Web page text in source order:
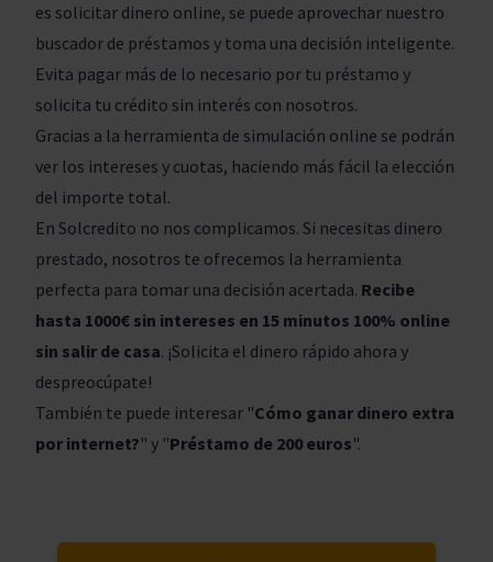
es solicitar dinero online, se puede aprovechar nuestro
buscador de préstamos y toma una decisión inteligente.
Evita pagar más de lo necesario por tu préstamo y
solicita tu crédito sin interés con nosotros.
Gracias a la herramienta de simulación online se podrán
ver los intereses y cuotas, haciendo más fácil la elección
del importe total.
En Solcredito no nos complicamos. Si necesitas dinero
prestado, nosotros te ofrecemos la herramienta
perfecta para tomar una decisión acertada. Recibe
hasta 1000€ sin intereses en 15 minutos 100% online
sin salir de casa. ¡Solicita el dinero rápido ahora y
despreocúpate!
También te puede interesar "Cómo ganar dinero extra
por internet?" y "Préstamo de 200 euros".